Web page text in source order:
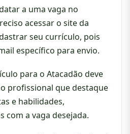
a uma vaga no
acessar o site da
seu currículo, pois
específico para envio.
para o Atacadão deve
profissional que destaque
e habilidades,
com a vaga desejada.